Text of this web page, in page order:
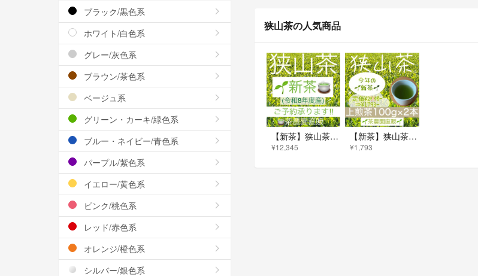
狭山茶の人気商品
【新茶】狭山茶 本年度産(ご予約専用ページ)一番茶深蒸し緑茶日本茶お茶2026①
¥12,345
【新茶】狭山茶☆茶畑直販☆上煎茶2本(令8年産)深蒸し茶 緑茶日本茶お茶本年度産
¥1,793
ブラック/黒色系
ホワイト/白色系
グレー/灰色系
ブラウン/茶色系
ベージュ系
グリーン・カーキ/緑色系
ブルー・ネイビー/青色系
パープル/紫色系
イエロー/黄色系
ピンク/桃色系
レッド/赤色系
オレンジ/橙色系
シルバー/銀色系